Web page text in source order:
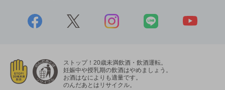
ストップ！20歳未満飲酒・飲酒運転。
妊娠中や授乳期の飲酒はやめましょう。
お酒はなによりも適量です。
のんだあとはリサイクル。